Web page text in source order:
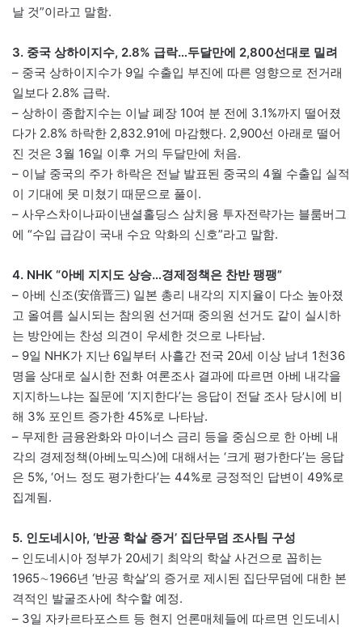
날 것”이라고 말함.
3. 중국 상하이지수, 2.8% 급락…두달만에 2,800선대로 밀려
– 중국 상하이지수가 9일 수출입 부진에 따른 영향으로 전거래
일보다 2.8% 급락.
– 상하이 종합지수는 이날 폐장 10여 분 전에 3.1%까지 떨어졌
다가 2.8% 하락한 2,832.91에 마감했다. 2,900선 아래로 떨어
진 것은 3월 16일 이후 거의 두달만에 처음.
– 이날 중국의 주가 하락은 전날 발표된 중국의 4월 수출입 실적
이 기대에 못 미쳤기 때문으로 풀이.
– 사우스차이나파이낸셜홀딩스 삼치융 투자전략가는 블룸버그
에 “수입 급감이 국내 수요 악화의 신호”라고 말함.
4. NHK “아베 지지도 상승…경제정책은 찬반 팽팽”
– 아베 신조(安倍晋三) 일본 총리 내각의 지지율이 다소 높아졌
고 올여름 실시되는 참의원 선거때 중의원 선거도 같이 실시하
는 방안에는 찬성 의견이 우세한 것으로 나타남.
– 9일 NHK가 지난 6일부터 사흘간 전국 20세 이상 남녀 1천36
명을 상대로 실시한 전화 여론조사 결과에 따르면 아베 내각을
지지하느냐는 질문에 ‘지지한다’는 응답이 전달 조사 당시에 비
해 3% 포인트 증가한 45%로 나타남.
– 무제한 금융완화와 마이너스 금리 등을 중심으로 한 아베 내
각의 경제정책(아베노믹스)에 대해서는 ‘크게 평가한다’는 응답
은 5%, ‘어느 정도 평가한다’는 44%로 긍정적인 답변이 49%로
집계됨.
5. 인도네시아, ‘반공 학살 증거’ 집단무덤 조사팀 구성
– 인도네시아 정부가 20세기 최악의 학살 사건으로 꼽히는
1965∼1966년 ‘반공 학살’의 증거로 제시된 집단무덤에 대한 본
격적인 발굴조사에 착수할 예정.
– 3일 자카르타포스트 등 현지 언론매체들에 따르면 인도네시